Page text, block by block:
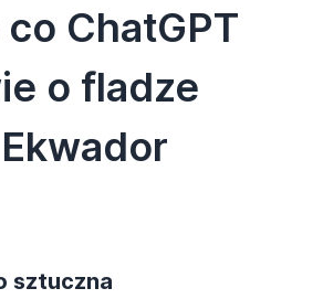
ChatGPT
o fladze
Ekwador
sztuczna